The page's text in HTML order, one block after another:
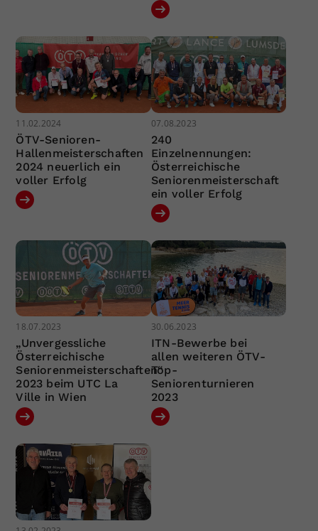
11.02.2024
ÖTV-Senioren-
Hallenmeisterschaften
2024 neuerlich ein
voller Erfolg
07.08.2023
240
Einzelnennungen:
Österreichische
Seniorenmeisterschaft
ein voller Erfolg
18.07.2023
„Unvergessliche
Österreichische
Seniorenmeisterschaften“
2023 beim UTC La
Ville in Wien
30.06.2023
ITN-Bewerbe bei
allen weiteren ÖTV-
Top-
Seniorenturnieren
2023